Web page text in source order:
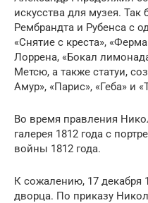
искусства для музея.
Рембрандта и Рубенса с
«Снятие с креста»,
Лоррена, «Бокал
Метсю, а также статуи,
Амур», «Парис», «Геба» и
Во время правления
галерея 1812 года с
войны 1812 года.
К сожалению, 17 декабря
дворца. По приказу